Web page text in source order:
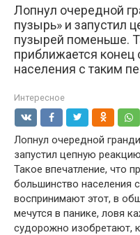
Лопнул очередной
пузырь» и запустил
пузырей поменьше.
приближается конец
населения с таким
Интересное
Лопнул очередной
запустил цепную
Такое впечатление, что
большинство населения
воспринимают этот, в
мечутся в панике, ловя
судорожно изобретают,